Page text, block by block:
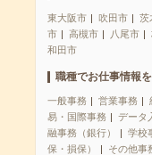
東大阪市 吹田市 茨
市
高槻市 八尾市
和田市
職種でお仕事情報
一般事務 営業事務
易・国際事務
データ
融事務（銀行）
学校
保・損保）
その他事